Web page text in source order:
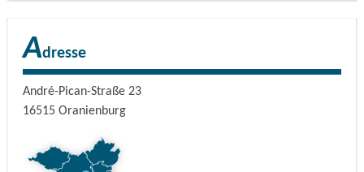
Adresse
André-Pican-Straße 23
16515 Oranienburg